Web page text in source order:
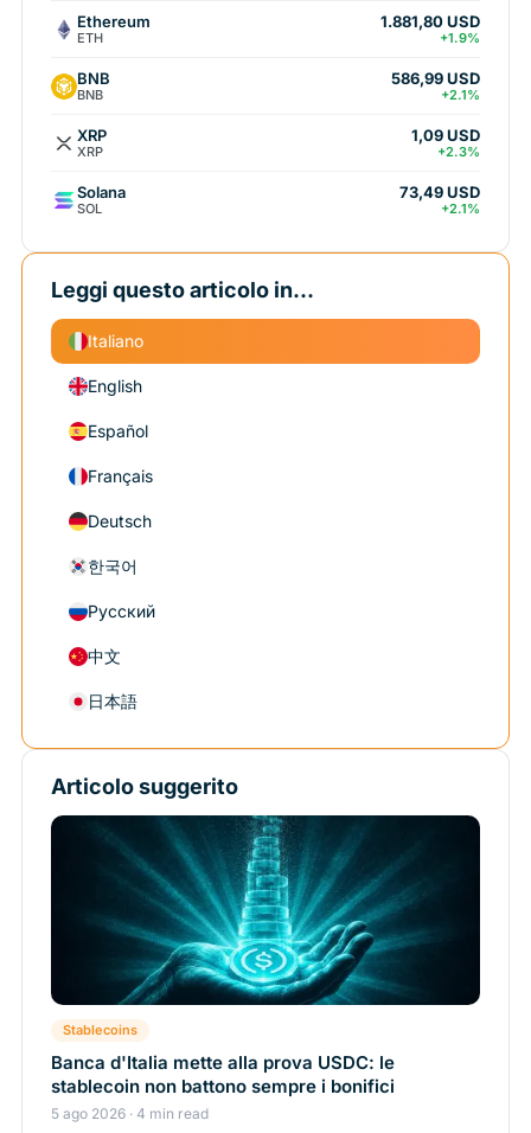
Ethereum
ETH
1.881,80 USD
+1.9%
BNB
BNB
586,99 USD
+2.1%
XRP
XRP
1,09 USD
+2.3%
Solana
SOL
73,49 USD
+2.1%
Leggi questo articolo in...
Italiano
English
Español
Français
Deutsch
한국어
Русский
中文
日本語
Articolo suggerito
Stablecoins
Banca d'Italia mette alla prova USDC: le
stablecoin non battono sempre i bonifici
5 ago 2026 · 4 min read